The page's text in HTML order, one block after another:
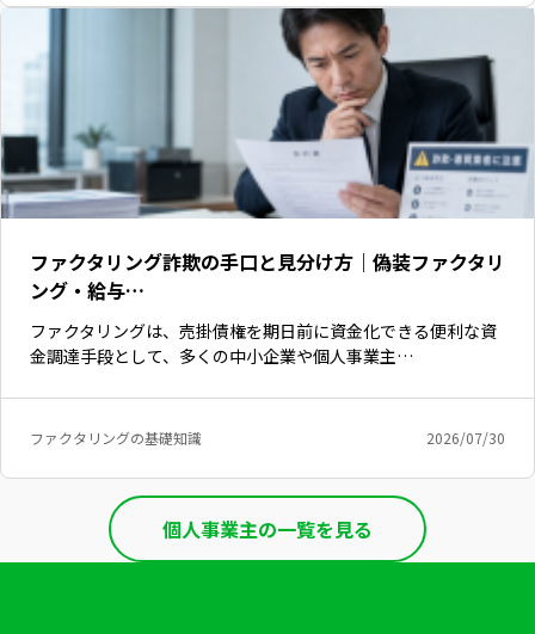
ファクタリング詐欺の手口と見分け方｜偽装ファクタリ
ング・給与…
ファクタリングは、売掛債権を期日前に資金化できる便利な資
金調達手段として、多くの中小企業や個人事業主…
ファクタリングの基礎知識 2026/07/30
個人事業主の一覧を見る